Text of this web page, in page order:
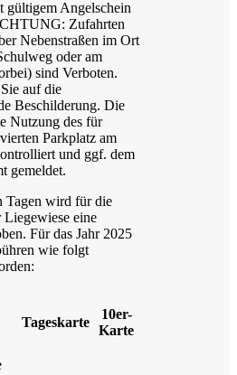
gültigem Angelschein
Zufahrten
Nebenstraßen im Ort
oder am
sind Verboten.
auf die
Beschilderung. Die
Nutzung des für
Parkplatz am
und ggf. dem
gemeldet.
Tagen wird für die
eine
Für das Jahr 2025
wie folgt
Tageskarte
10er-
Karte